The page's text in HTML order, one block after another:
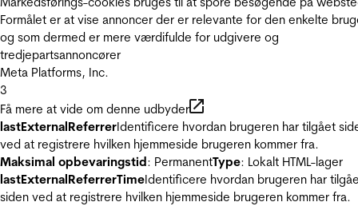
Formålet er at vise annoncer der er relevante for den enkelte
og som dermed er mere værdifulde for udgivere og
tredjepartsannoncører
Meta Platforms, Inc.
3
Få mere at vide om denne udbyder
lastExternalReferrerIdentificere hvordan brugeren har tilgået
ved at registrere hvilken hjemmeside brugeren kommer fra.
Maksimal opbevaringstid: PermanentType: Lokalt HTML-lager
lastExternalReferrerTimeIdentificere hvordan brugeren har
siden ved at registrere hvilken hjemmeside brugeren kommer fra.